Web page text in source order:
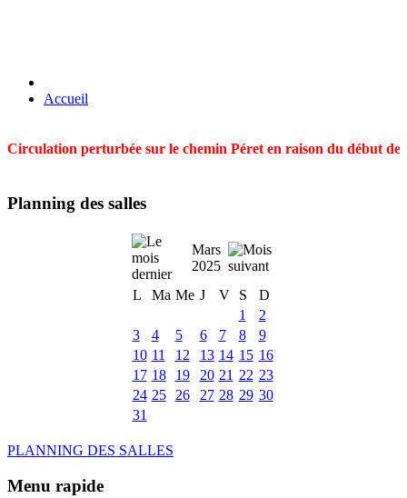
Accueil
Circulation perturbée sur le chemin Péret en raison du début
Planning des salles
Mars
2025
L
Ma Me J V S
D
1
2
3
4 5 6 7 8
9
10 11 12 13 14 15 16
17 18 19 20 21 22 23
24 25 26 27 28 29 30
31
PLANNING DES SALLES
Menu rapide